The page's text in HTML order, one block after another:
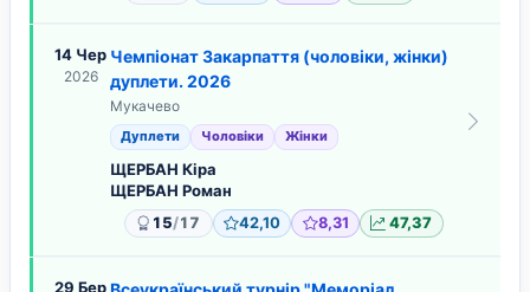
14 Чер
2026
Чемпіонат Закарпаття (чоловіки, жінки)
дуплети. 2026
Мукачево
Дуплети Чоловіки Жінки
ЩЕРБАН Кіра
ЩЕРБАН Роман
15/17 42,10 8,31 47,37
29 Бер